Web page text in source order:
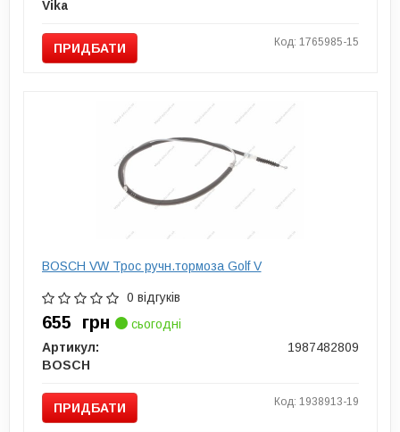
Vika
ПРИДБАТИ Код: 1765985-15
BOSCH VW Трос ручн.тормоза Golf V
0 відгуків
655 грн
сьогодні
Артикул:
1987482809
BOSCH
ПРИДБАТИ Код: 1938913-19